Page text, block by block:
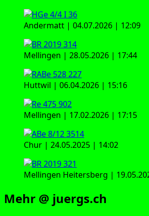
Andermatt | 04.07.2026 | 12:09
Mellingen | 28.05.2026 | 17:44
Huttwil | 06.04.2026 | 15:16
Mellingen | 17.02.2026 | 17:15
Chur | 24.05.2025 | 14:02
Mellingen Heitersberg |
Mehr @ juergs.ch